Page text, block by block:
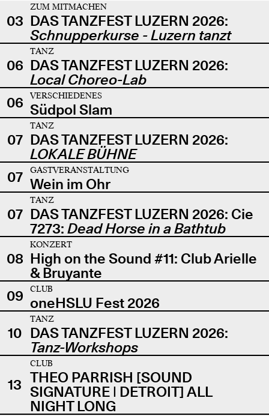
03
ZUM MITMACHEN
DAS TANZFEST LUZERN 2026:
Schnupperkurse - Luzern tanzt
06
TANZ
DAS TANZFEST LUZERN 2026:
Local Choreo-Lab
06
VERSCHIEDENES
Südpol Slam
07
TANZ
DAS TANZFEST LUZERN 2026:
LOKALE BÜHNE
07
GASTVERANSTALTUNG
Wein im Ohr
07
TANZ
DAS TANZFEST LUZERN 2026: Cie
7273: Dead Horse in a Bathtub
08
KONZERT
High on the Sound #11: Club Arielle
& Bruyante
09
CLUB
oneHSLU Fest 2026
10
TANZ
DAS TANZFEST LUZERN 2026:
Tanz-Workshops
13
CLUB
THEO PARRISH [SOUND
SIGNATURE | DETROIT] ALL
NIGHT LONG